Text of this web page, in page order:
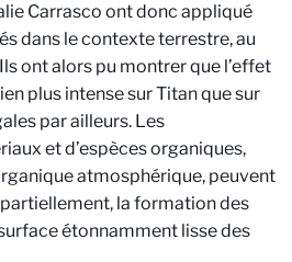
Carrasco ont donc appliqué
dans le contexte terrestre, au
ont alors pu montrer que l’effet
plus intense sur Titan que sur
par ailleurs. Les
et d’espèces organiques,
atmosphérique, peuvent
la formation des
étonnamment lisse des